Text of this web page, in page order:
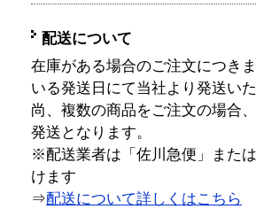
配送について
在庫がある場合のご注文につき
いる発送日にて当社より発送い
尚、複数の商品をご注文の場合
発送となります。
※配送業者は「佐川急便」また
けます
⇒配送について詳しくはこちら